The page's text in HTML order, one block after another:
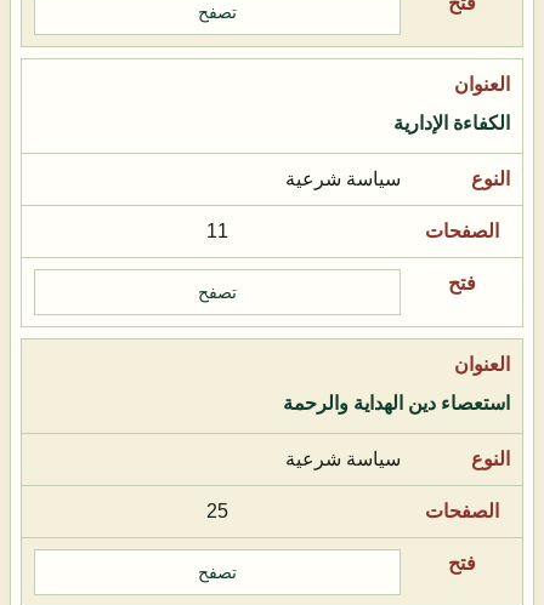
تصفح
الكفاءة الإدارية
سياسة شرعية
11
تصفح
استعصاء دين الهداية والرحمة
سياسة شرعية
25
تصفح